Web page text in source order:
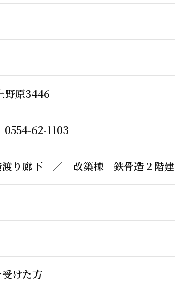
野原3446
62-1103
り廊下 ／ 改築棟 鉄骨造２階建
けた方